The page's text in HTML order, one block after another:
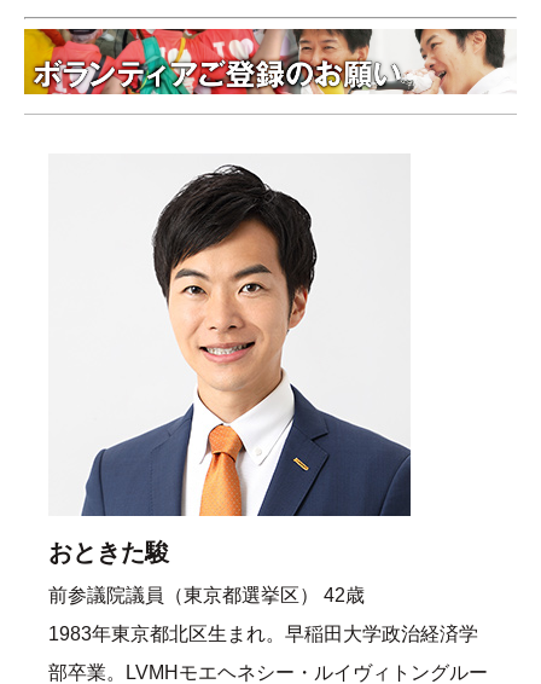
おときた駿
前参議院議員（東京都選挙区） 42歳
1983年東京都北区生まれ。早稲田大学政治経済学
部卒業。LVMHモエヘネシー・ルイヴィトングルー